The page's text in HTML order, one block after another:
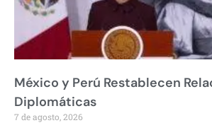
México y Perú Restablecen
Diplomáticas
7 de agosto, 2026